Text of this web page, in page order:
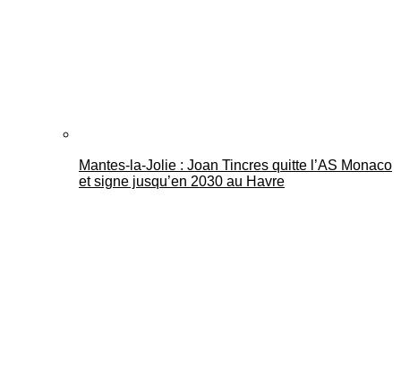
Mantes-la-Jolie : Joan Tincres quitte l’AS Monaco
et signe jusqu’en 2030 au Havre